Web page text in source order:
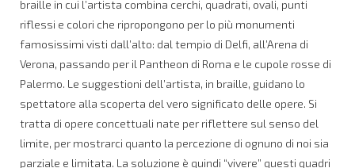
braille in cui l’artista combina cerchi, quadrati, ovali, punti
riflessi e colori che ripropongono per lo più monumenti
famosissimi visti dall’alto: dal tempio di Delfi, all’Arena di
Verona, passando per il Pantheon di Roma e le cupole rosse di
Palermo. Le suggestioni dell’artista, in braille, guidano lo
spettatore alla scoperta del vero significato delle opere. Si
tratta di opere concettuali nate per riflettere sul senso del
limite, per mostrarci quanto la percezione di ognuno di noi sia
parziale e limitata. La soluzione è quindi “vivere” questi quadri